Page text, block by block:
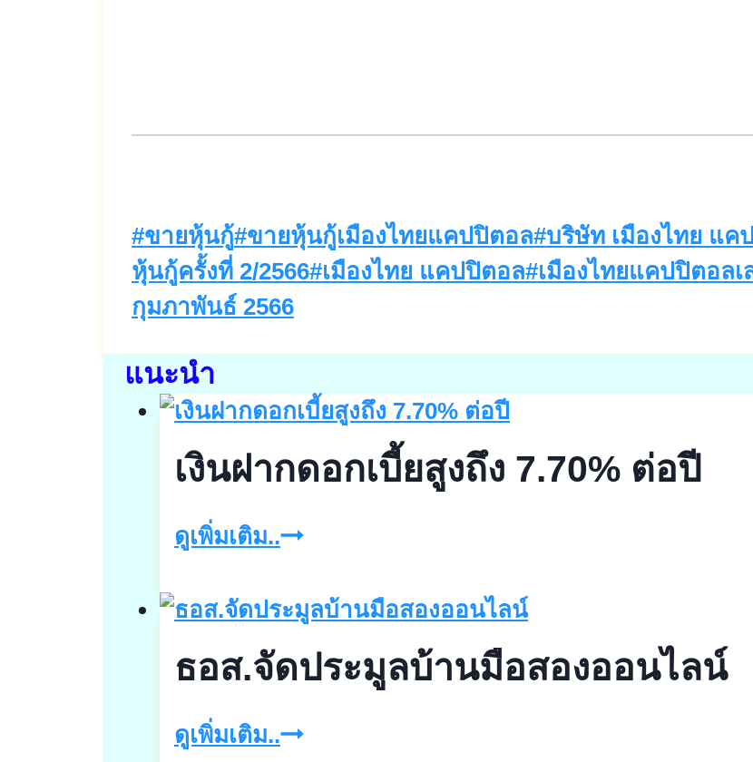
Post
Tags:
#ขายหุ้นกู้#ขายหุ้นกู้เมืองไทยแคปปิตอล#บริษัท เมืองไทย แ
หุ้นกู้ครั้งที่ 2/2566#เมืองไทย แคปปิตอล#เมืองไทยแคปปิตอล
กุมภาพันธ์ 2566
แนะนำ
เงินฝากดอกเบี้ยสูงถึง 7.70% ต่อปี
ดูเพิ่มเติม..เงิน
ดอกเบี้ย
ถึง
ต่อ
ธอส.จัดประมูลบ้านมือสองออนไลน์
ดูเพิ่มเติม..ธอส.จัด